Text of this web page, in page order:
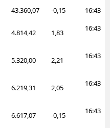
43.360,07 -0,15
16:43
4.814,42 1,83 16:43
5.320,00 2,21 16:43
6.219,31 2,05 16:43
6.617,07 -0,15 16:43